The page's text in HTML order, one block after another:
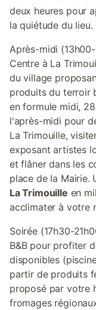
deux heures pour
la quiétude du lieu.
Après-midi
Centre à La
du village
produits du terroir
en formule midi,
l'après-midi pour
La Trimouille,
exposant artistes
et flâner dans les
place de la Mairie.
La Trimouille en
acclimater à votre
Soirée (17h30-
B&B pour profiter
disponibles
partir de produits
proposé par votre
fromages